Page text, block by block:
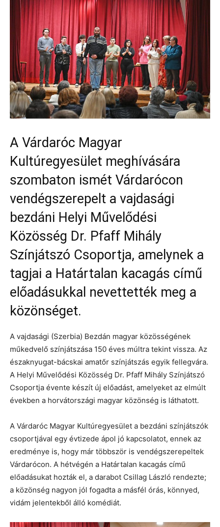
A Várdaróc Magyar
Kultúregyesület meghívására
szombaton ismét Várdarócon
vendégszerepelt a vajdasági
bezdáni Helyi Művelődési
Közösség Dr. Pfaff Mihály
Színjátszó Csoportja, amelynek a
tagjai a Határtalan kacagás című
előadásukkal nevettették meg a
közönséget.
A vajdasági (Szerbia) Bezdán magyar közösségének
műkedvelő színjátszása 150 éves múltra tekint vissza. Az
északnyugat-bácskai amatőr színjátszás egyik fellegvára.
A Helyi Művelődési Közösség Dr. Pfaff Mihály Színjátszó
Csoportja évente készít új előadást, amelyeket az elmúlt
években a horvátországi magyar közönség is láthatott.
A Várdaróc Magyar Kultúregyesület a bezdáni színjátszók
csoportjával egy évtizede ápol jó kapcsolatot, ennek az
eredménye is, hogy már többször is vendégszerepeltek
Várdarócon. A hétvégén a Határtalan kacagás című
előadásukat hozták el, a darabot Csillag László rendezte;
a közönség nagyon jól fogadta a másfél órás, könnyed,
vidám jelentekből álló komédiát.